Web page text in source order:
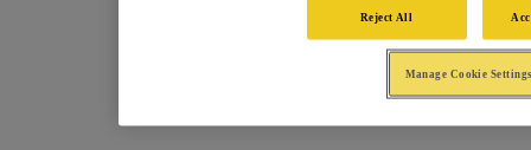
Reject All
Manage Cookie